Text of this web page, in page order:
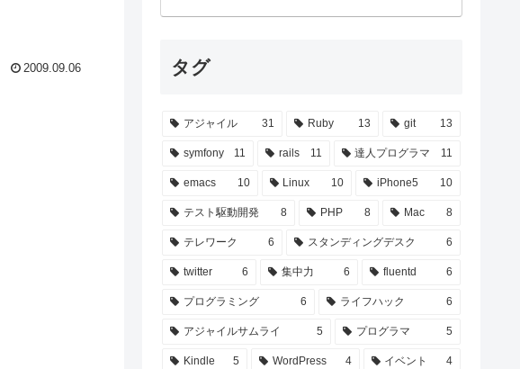
2009.09.06 タグ
アジャイル 31 Ruby 13 git 13
symfony 11 rails 11 達人プログラマ 11
emacs 10 Linux 10 iPhone5 10
テスト駆動開発 8 PHP 8 Mac 8
テレワーク 6 スタンディングデスク 6
twitter 6 集中力 6 fluentd 6
プログラミング 6 ライフハック 6
アジャイルサムライ 5 プログラマ 5
Kindle 5 WordPress 4 イベント 4